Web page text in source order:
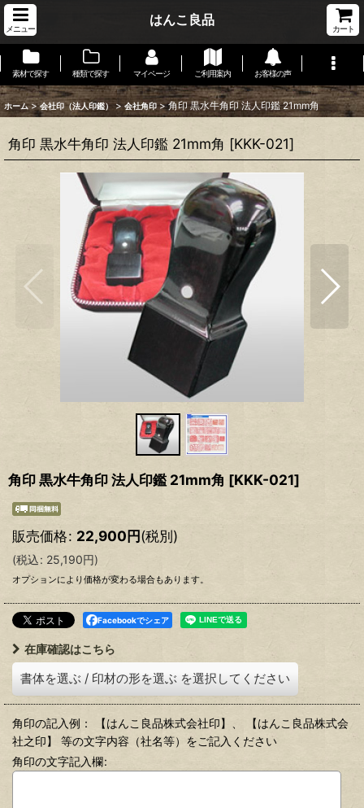
メニュー
はんこ良品
カート
素材で探す 種類で探す マイページ ご利用案内 お客様の声
ホーム > 会社印（法人印鑑） > 会社角印 > 角印 黒水牛角印 法人印鑑 21mm角
角印 黒水牛角印 法人印鑑 21mm角 [KKK-021]
角印 黒水牛角印 法人印鑑 21mm角 [KKK-021]
販売価格: 22,900円(税別)
(税込: 25,190円)
オプションにより価格が変わる場合もあります。
Facebookでシェア
在庫確認はこちら
書体を選ぶ / 印材の形を選ぶ を選択してください
角印の記入例： 【はんこ良品株式会社印】、 【はんこ良品株式会
社之印】 等の文字内容（社名等）をご記入ください
角印の文字記入欄: